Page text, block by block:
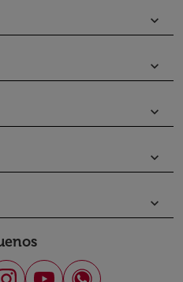
keyboard_arrow_down
keyboard_arrow_down
keyboard_arrow_down
keyboard_arrow_down
keyboard_arrow_down